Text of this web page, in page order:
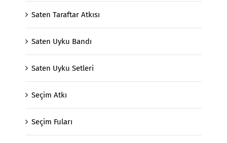
Saten Taraftar Atkısı
Saten Uyku Bandı
Saten Uyku Setleri
Seçim Atkı
Seçim Fuları